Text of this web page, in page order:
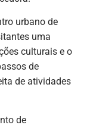
urbano de
uma
culturais e o
de
de atividades
de